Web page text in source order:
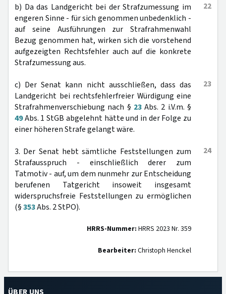
22
b) Da das Landgericht bei der Strafzumessung im
engeren Sinne - für sich genommen unbedenklich -
auf seine Ausführungen zur Strafrahmenwahl
Bezug genommen hat, wirken sich die vorstehend
aufgezeigten Rechtsfehler auch auf die konkrete
Strafzumessung aus.
23
c) Der Senat kann nicht ausschließen, dass das
Landgericht bei rechtsfehlerfreier Würdigung eine
Strafrahmenverschiebung nach § 23Abs. 2 i.V.m. §
49Abs. 1 StGB abgelehnt hätte und in der Folge zu
einer höheren Strafe gelangt wäre.
24
3. Der Senat hebt sämtliche Feststellungen zum
Strafausspruch - einschließlich derer zum
Tatmotiv - auf, um dem nunmehr zur Entscheidung
berufenen Tatgericht insoweit insgesamt
widerspruchsfreie Feststellungen zu ermöglichen
(§353Abs. 2 StPO).
HRRS-Nummer: HRRS 2023 Nr. 359
Bearbeiter: Christoph Henckel